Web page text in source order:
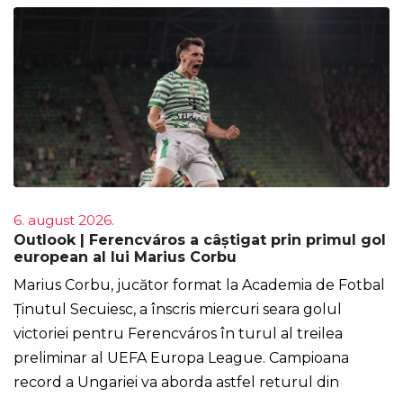
6. august 2026.
Outlook | Ferencváros a câștigat prin primul gol
european al lui Marius Corbu
Marius Corbu, jucător format la Academia de Fotbal
Ținutul Secuiesc, a înscris miercuri seara golul
victoriei pentru Ferencváros în turul al treilea
preliminar al UEFA Europa League. Campioana
record a Ungariei va aborda astfel returul din